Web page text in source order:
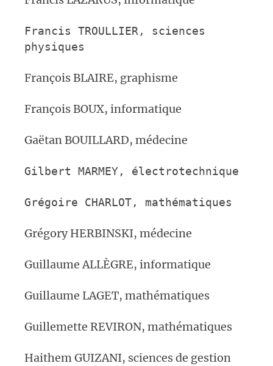
Francis TROULLIER, sciences
physiques
François BLAIRE, graphisme
François BOUX, informatique
Gaëtan BOUILLARD, médecine
Gilbert MARMEY, électrotechnique
Grégoire CHARLOT, mathématiques
Grégory HERBINSKI, médecine
Guillaume ALLÈGRE, informatique
Guillaume LAGET, mathématiques
Guillemette REVIRON, mathématiques
Haithem GUIZANI, sciences de gestion